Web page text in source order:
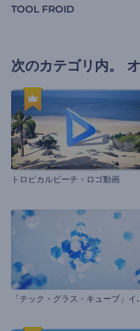
TOOL FROID
次のカテゴリ内。
トロピカルビーチ・ロゴ動画
テック・グ